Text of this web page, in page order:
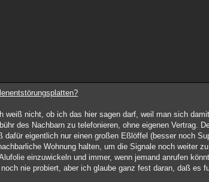
weiß nicht, ob ich das hier sagen darf, weil man sich
des Nachbarn zu telefonieren, ohne eigenen Vertrag.
dafür eigentlich nur einen großen Eßlöffel (besser noch
Wohnung halten, um die Signale noch weiter
einzuwickeln und immer, wenn jemand anrufen
noch nie probiert, aber ich glaube ganz fest daran, daß es